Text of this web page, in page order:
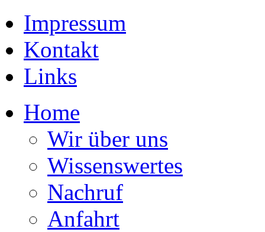
Impressum
Kontakt
Links
Home
Wir über uns
Wissenswertes
Nachruf
Anfahrt